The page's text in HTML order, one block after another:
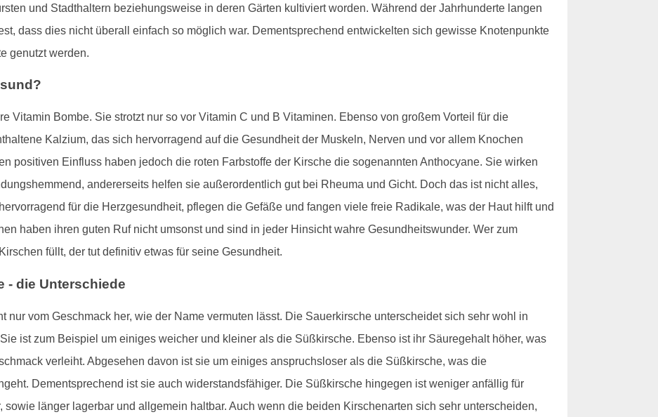
und Stadthaltern beziehungsweise in deren Gärten kultiviert worden. Während der Jahrhunderte langen
dass dies nicht überall einfach so möglich war. Dementsprechend entwickelten sich gewisse Knotenpunkte
genutzt werden.
Vitamin Bombe. Sie strotzt nur so vor Vitamin C und B Vitaminen. Ebenso von großem Vorteil für die
Kalzium, das sich hervorragend auf die Gesundheit der Muskeln, Nerven und vor allem Knochen
positiven Einfluss haben jedoch die roten Farbstoffe der Kirsche die sogenannten Anthocyane. Sie wirken
andererseits helfen sie außerordentlich gut bei Rheuma und Gicht. Doch das ist nicht alles,
für die Herzgesundheit, pflegen die Gefäße und fangen viele freie Radikale, was der Haut hilft und
haben ihren guten Ruf nicht umsonst und sind in jeder Hinsicht wahre Gesundheitswunder. Wer zum
füllt, der tut definitiv etwas für seine Gesundheit.
- die Unterschiede
nur vom Geschmack her, wie der Name vermuten lässt. Die Sauerkirsche unterscheidet sich sehr wohl in
ist zum Beispiel um einiges weicher und kleiner als die Süßkirsche. Ebenso ist ihr Säuregehalt höher, was
verleiht. Abgesehen davon ist sie um einiges anspruchsloser als die Süßkirsche, was die
Dementsprechend ist sie auch widerstandsfähiger. Die Süßkirsche hingegen ist weniger anfällig für
sowie länger lagerbar und allgemein haltbar. Auch wenn die beiden Kirschenarten sich sehr unterscheiden,